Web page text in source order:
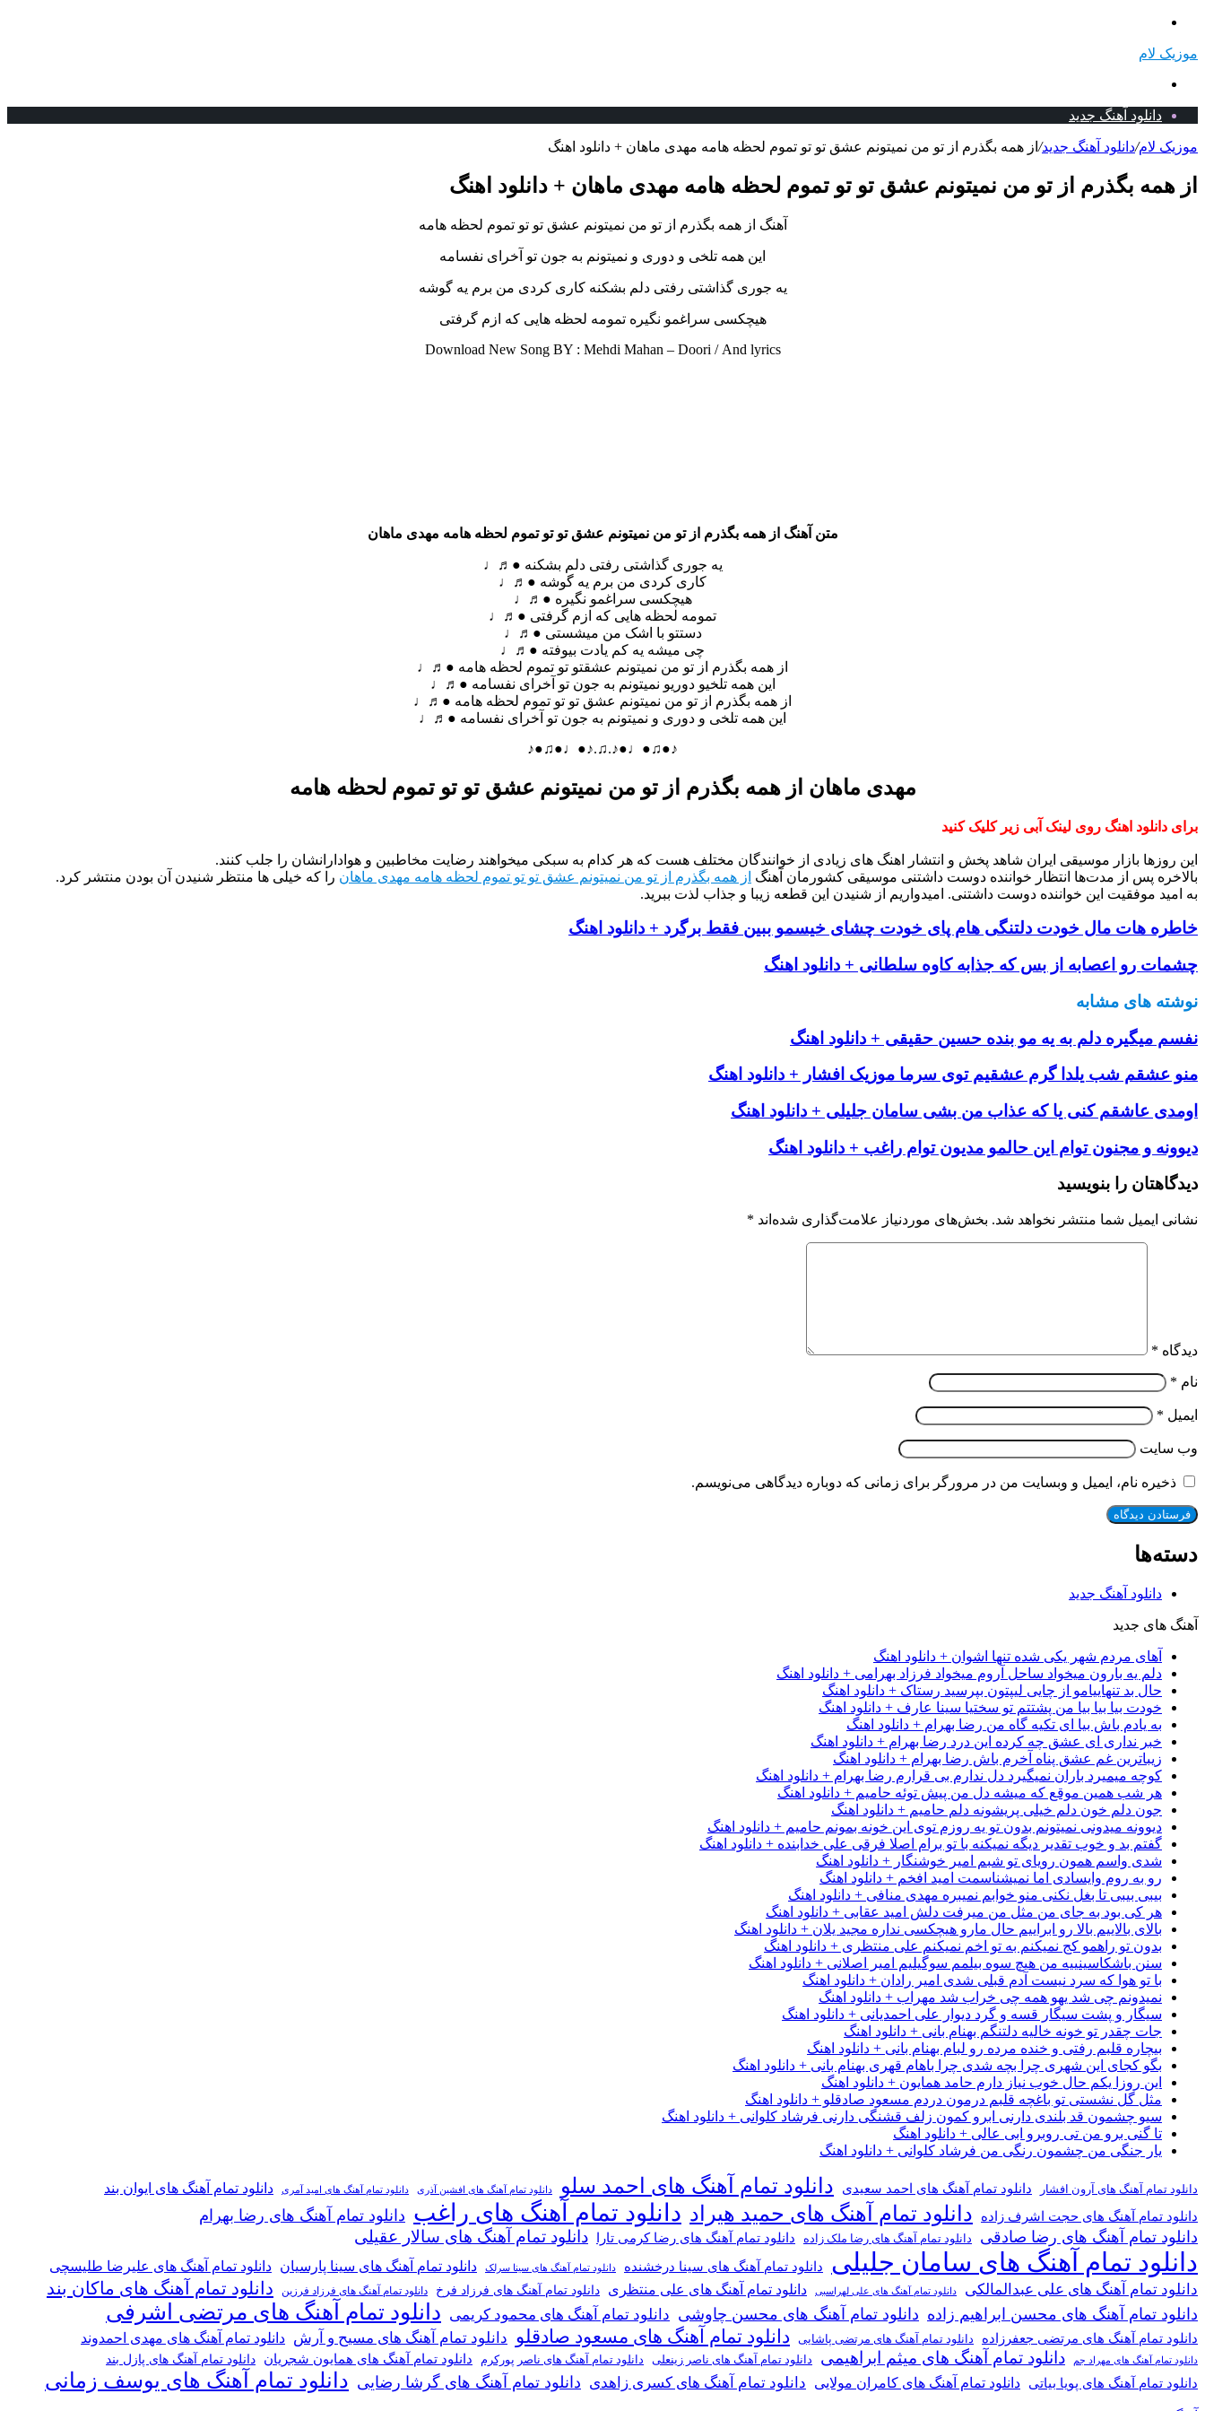
موزیک لام
دانلود آهنگ جدید
موزیک لام/دانلود آهنگ جدید/ از همه بگذرم از تو من نمیتونم عشق تو تو تموم لحظه هامه مهدی ماهان + دانلود اهنگ
از همه بگذرم از تو من نمیتونم عشق تو تو تموم لحظه هامه مهدی ماهان + دانلود اهنگ
آهنگ از همه بگذرم از تو من نمیتونم عشق تو تو تموم لحظه هامه
این همه تلخی و دوری و نمیتونم به جون تو آخرای نفسامه
یه جوری گذاشتی رفتی دلم بشکنه کاری کردی من برم یه گوشه
هیچکسی سراغمو نگیره تمومه لحظه هایی که ازم گرفتی
Download New Song BY : Mehdi Mahan – Doori / And lyrics
متن آهنگ از همه بگذرم از تو من نمیتونم عشق تو تو تموم لحظه هامه مهدی ماهان
یه جوری گذاشتی رفتی دلم بشکنه ●♬♩
کاری کردی من برم یه گوشه ●♬♩
هیچکسی سراغمو نگیره ●♬♩
تمومه لحظه هایی که ازم گرفتی ●♬♩
دستتو با اشک من میشستی ●♬♩
چی میشه یه کم یادت بیوفته ●♬♩
از همه بگذرم از تو من نمیتونم عشقتو تو تموم لحظه هامه ●♬♩
این همه تلخیو دوریو نمیتونم به جون تو آخرای نفسامه ●♬♩
از همه بگذرم از تو من نمیتونم عشق تو تو تموم لحظه هامه ●♬♩
این همه تلخی و دوری و نمیتونم به جون تو آخرای نفسامه ●♬♩
♪●♫●♩●♪.♫.♪●♩●♫●♪
مهدی ماهان از همه بگذرم از تو من نمیتونم عشق تو تو تموم لحظه هامه
برای دانلود اهنگ روی لینک آبی زیر کلیک کنید
این روزها بازار موسیقی ایران شاهد پخش و انتشار اهنگ های زیادی از خوانندگان مختلف هست که هر کدام به سبکی میخواهند رضایت مخاطبین و هوادارانشان را جلب کنند.
بالاخره پس از مدت‌ها انتظار خواننده دوست داشتنی موسیقی کشورمان آهنگ از همه بگذرم از تو من نمیتونم عشق تو تو تموم لحظه هامه مهدی ماهان را که خیلی ها منتظر شنیدن آن بودن منتشر کرد.
به امید موفقیت این خواننده دوست داشتنی. امیدواریم از شنیدن این قطعه زیبا و جذاب لذت ببرید.
خاطره هات مال خودت دلتنگی هام پای خودت چشای خیسمو ببین فقط برگرد + دانلود اهنگ
چشمات رو اعصابه از بس که جذابه کاوه سلطانی + دانلود اهنگ
نوشته های مشابه
نفسم میگیره دلم به یه مو بنده حسین حقیقی + دانلود اهنگ
منو عشقم شب یلدا گرم عشقیم توی سرما موزیک افشار + دانلود اهنگ
اومدی عاشقم کنی یا که عذاب من بشی سامان جلیلی + دانلود اهنگ
دیوونه و مجنون توام این حالمو مدیون توام راغب + دانلود اهنگ
دیدگاهتان را بنویسید
نشانی ایمیل شما منتشر نخواهد شد. بخش‌های موردنیاز علامت‌گذاری شده‌اند *
دیدگاه *
نام *
ایمیل *
وب‌ سایت
ذخیره نام، ایمیل و وبسایت من در مرورگر برای زمانی که دوباره دیدگاهی می‌نویسم.
دسته‌ها
دانلود آهنگ جدید
آهنگ های جدید
آهای مردم شهر یکی شده تنها اشوان + دانلود اهنگ
دلم یه بارون میخواد ساحل آروم میخواد فرزاد بهرامی + دانلود اهنگ
حال بد تنهاییامو از چایی لیپتون بپرسید رستاک + دانلود اهنگ
خودت بیا بیا بیا من پشتتم تو سختیا سینا عارف + دانلود اهنگ
به یادم باش بیا ای تکیه گاه من رضا بهرام + دانلود اهنگ
خبر نداری ای عشق چه کرده این درد رضا بهرام + دانلود اهنگ
زیباترین غم عشق پناه آخرم باش رضا بهرام + دانلود اهنگ
کوچه میمیرد باران نمیگیرد دل ندارم بی قرارم رضا بهرام + دانلود اهنگ
هر شب همین موقع که میشه دل من پیش توئه حامیم + دانلود اهنگ
جون دلم خون دلم خیلی پریشونه دلم حامیم + دانلود اهنگ
دیوونه میدونی نمیتونم بدون تو یه روزم توی این خونه بمونم حامیم + دانلود اهنگ
گفتم بد و خوب تقدیر دیگه نمیکنه با تو برام اصلا فرقی علی خدابنده + دانلود اهنگ
شدی واسم همون رویای تو شبم امیر خوشنگار + دانلود اهنگ
رو به روم وایسادی اما نمیشناسمت امید افخم + دانلود اهنگ
بیبی بیبی تا بغل نکنی منو خوابم نمیبره مهدی منافی + دانلود اهنگ
هر کی بود به جای من مثل من میرفت دلش امید عقابی + دانلود اهنگ
بالای بالاییم بالا رو ابراییم حال مارو هیچکسی نداره مجید یلان + دانلود اهنگ
بدون تو راهمو کج نمیکنم به تو اخم نمیکنم علی منتظری + دانلود اهنگ
سنن باشکاسینییه من هیچ سوه بیلمم سوگیلیم امیر اصلانی + دانلود اهنگ
با تو هوا که سرد نیست آدم قبلی شدی امیر رادان + دانلود اهنگ
نمیدونم چی شد یهو همه چی خراب شد مهراب + دانلود اهنگ
سیگار و پشت سیگار قسه و گرد دیوار علی احمدیانی + دانلود اهنگ
جات چقدر تو خونه خالیه دلتنگم بهنام بانی + دانلود اهنگ
بیچاره قلبم رفتی و خنده مرده رو لبام بهنام بانی + دانلود اهنگ
بگو کجای این شهری چرا بچه شدی چرا باهام قهری بهنام بانی + دانلود اهنگ
این روزا یکم حال خوب نیاز دارم حامد همایون + دانلود اهنگ
مثل گل نشستی تو باغچه قلبم درمون دردم مسعود صادقلو + دانلود اهنگ
سیو چشمون قد بلندی دارنی ابرو کمون زلف قشنگی دارنی فرشاد کلوانی + دانلود اهنگ
تا گنی برو من تی روبرو ابی عالی + دانلود اهنگ
یار جنگی من چشمون رنگی من فرشاد کلوانی + دانلود اهنگ
دانلود تمام آهنگ های آرون افشار دانلود تمام آهنگ های احمد سعیدی دانلود تمام آهنگ های احمد سلو دانلود تمام آهنگ های افشین آذری دانلود تمام آهنگ های امید آمری دانلود تمام آهنگ های ایوان بند
دانلود تمام آهنگ های حجت اشرف زاده دانلود تمام آهنگ های حمید هیراد دانلود تمام آهنگ های راغب دانلود تمام آهنگ های رضا بهرام
دانلود تمام آهنگ های رضا صادقی
دانلود تمام آهنگ های رضا ملک زاده دانلود تمام آهنگ های رضا کرمی تارا دانلود تمام آهنگ های سالار عقیلی
دانلود تمام آهنگ های سامان جلیلی دانلود تمام آهنگ های سینا درخشنده دانلود تمام آهنگ های سینا سرلک دانلود تمام آهنگ های سینا پارسیان دانلود تمام آهنگ های علیرضا طلیسچی
دانلود تمام آهنگ های علی عبدالمالکی دانلود تمام آهنگ های علی لهراسبی دانلود تمام آهنگ های علی منتظری دانلود تمام آهنگ های فرزاد فرخ دانلود تمام آهنگ های فرزاد فرزین دانلود تمام آهنگ های ماکان بند
دانلود تمام آهنگ های محسن ابراهیم زاده دانلود تمام آهنگ های محسن چاوشی دانلود تمام آهنگ های محمود کریمی دانلود تمام آهنگ های مرتضی اشرفی
دانلود تمام آهنگ های مرتضی جعفرزاده دانلود تمام آهنگ های مرتضی پاشایی دانلود تمام آهنگ های مسعود صادقلو دانلود تمام آهنگ های مسیح و آرش دانلود تمام آهنگ های مهدی احمدوند
دانلود تمام آهنگ های مهراد جم دانلود تمام آهنگ های میثم ابراهیمی دانلود تمام آهنگ های ناصر زینعلی دانلود تمام آهنگ های ناصر پورکرم دانلود تمام آهنگ های همایون شجریان دانلود تمام آهنگ های پازل بند
دانلود تمام آهنگ های پویا بیاتی دانلود تمام آهنگ های کامران مولایی دانلود تمام آهنگ های کسری زاهدی دانلود تمام آهنگ های گرشا رضایی دانلود تمام آهنگ های یوسف زمانی